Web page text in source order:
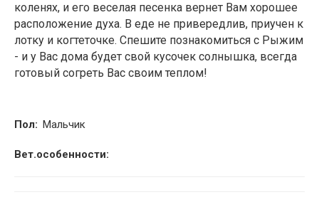
коленях, и его веселая песенка вернет Вам хорошее
расположение духа. В еде не привередлив, приучен к
лотку и когтеточке. Спешите познакомиться с Рыжим
- и у Вас дома будет свой кусочек солнышка, всегда
готовый согреть Вас своим теплом!
Пол: Мальчик
Вет.особенности: